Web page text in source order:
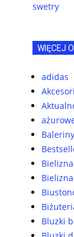
swetry
WIĘCEJ
adidas
Baleriny
Bielizna
Bluzki